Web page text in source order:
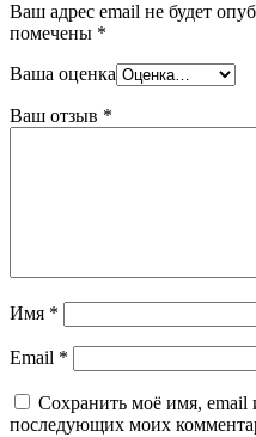
Ваш адрес email не будет
помечены *
Ваша оценка
Ваш отзыв *
Имя *
Email *
Сохранить моё имя, email
последующих моих